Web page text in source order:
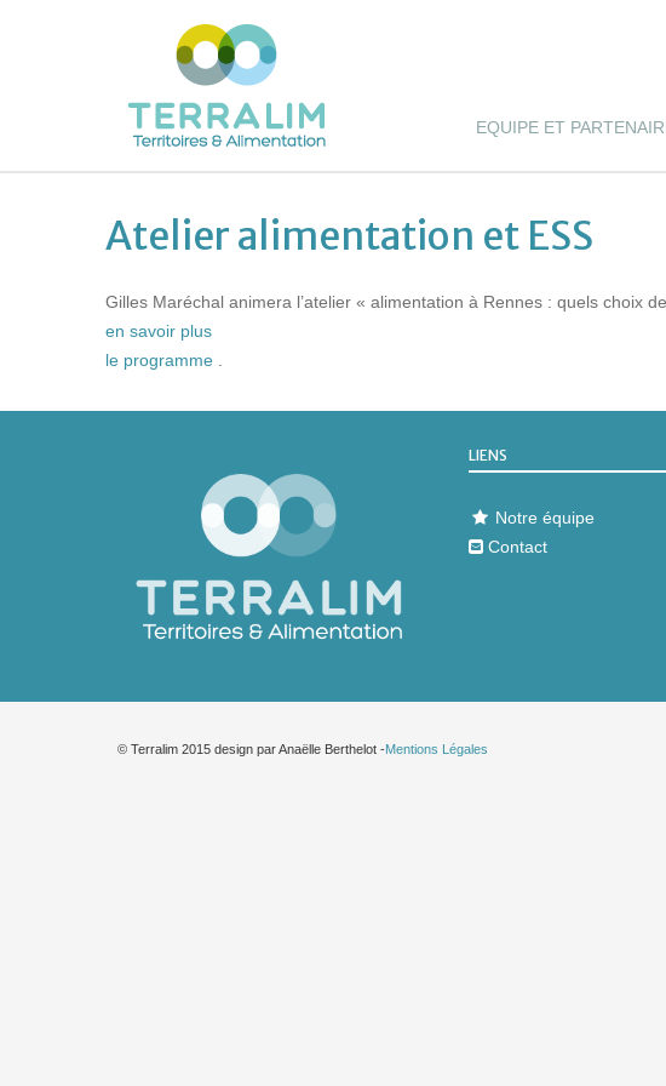
EQUIPE ET
Atelier alimentation et ESS
Gilles Maréchal animera l’atelier « alimentation à Rennes : quels choix
en savoir plus
le programme
LIENS
Notre équipe
Contact
© Terralim 2015 design par Anaëlle Berthelot -Mentions Légales